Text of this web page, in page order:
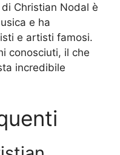
Christian Nodal è
e ha
e artisti famosi.
conosciuti, il che
incredibile